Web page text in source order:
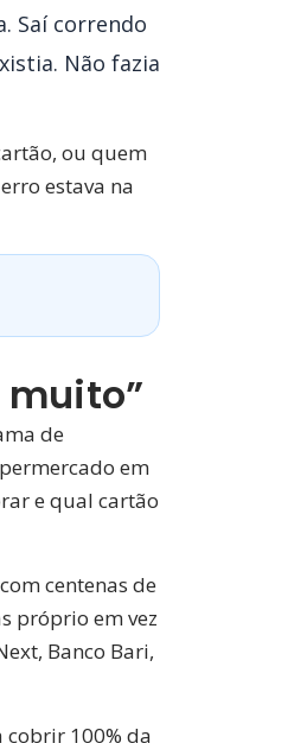
Saí correndo
Não fazia
ou quem
estava na
de
em
e qual cartão
centenas de
próprio em vez
Banco Bari,
cobrir 100% da